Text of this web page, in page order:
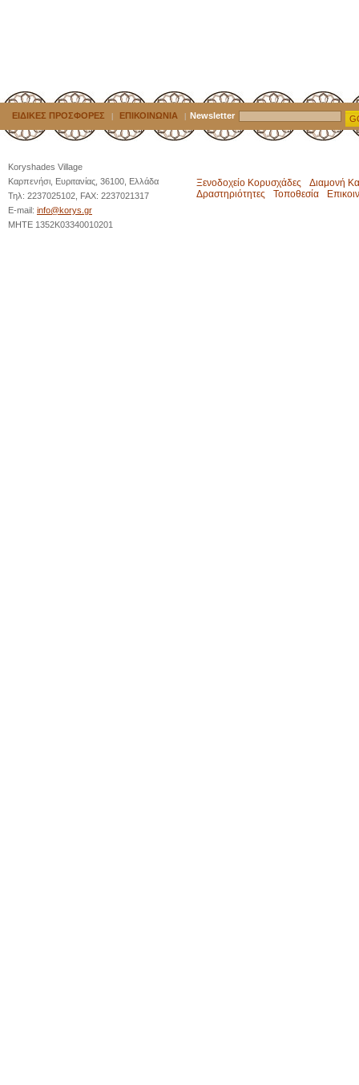
ΕΙΔΙΚΕΣ ΠΡΟΣΦΟΡΕΣ ΕΠΙΚΟΙΝΩΝΙΑ Newsletter
Koryshades Village
Καρπενήσι, Ευριτανίας, 36100, Ελλάδα
Τηλ: 2237025102, FAX: 2237021317
E-mail: info@korys.gr
MHTE 1352K03340010201
Ξενοδοχείο Κορυσχάδες
Διαμονή
Δραστηριότητες
Τοποθεσία